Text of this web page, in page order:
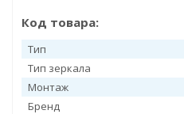
Код товара:
Тип
Тип зеркала
Монтаж
Бренд